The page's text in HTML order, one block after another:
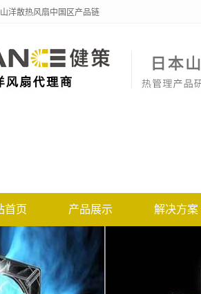
洋散热风扇中国区产品链
首页 产品展示 解决方案